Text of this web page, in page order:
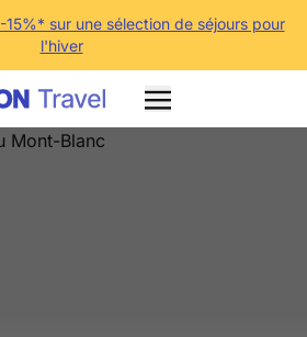
15%* sur une sélection de séjours pour
l'hiver